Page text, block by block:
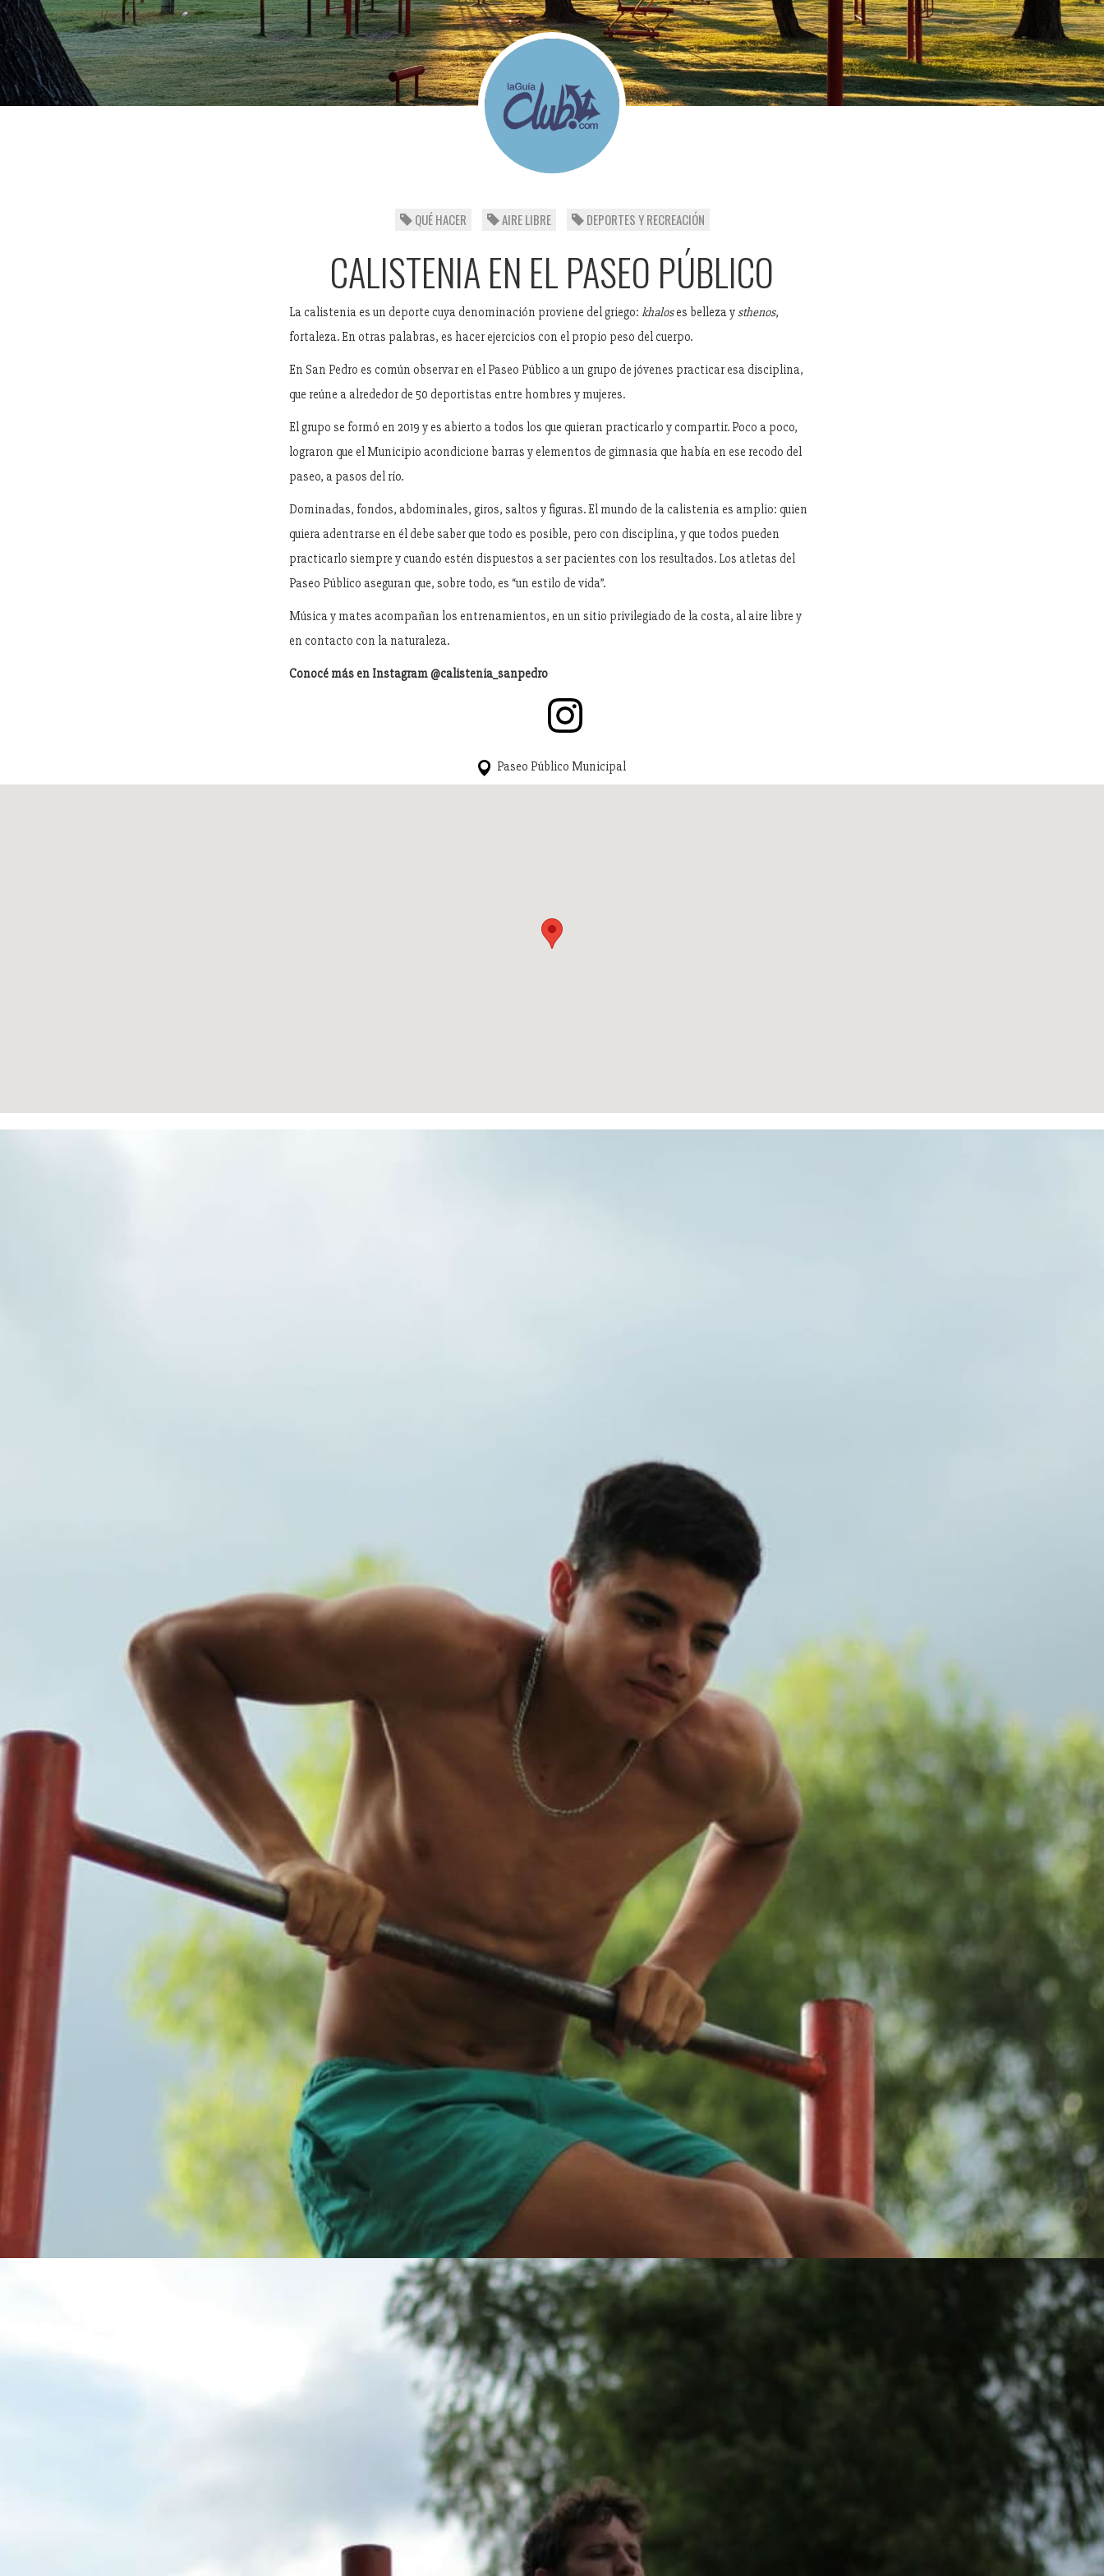
QUÉ HACER AIRE LIBRE DEPORTES Y RECREACIÓN
CALISTENIA EN EL PASEO PÚBLICO
La calistenia es un deporte cuya denominación proviene del griego: khaloses belleza y sthenos,
fortaleza. En otras palabras, es hacer ejercicios con el propio peso del cuerpo.
En San Pedro es común observar en el Paseo Público a un grupo de jóvenes practicar esa disciplina,
que reúne a alrededor de 50 deportistas entre hombres y mujeres.
El grupo se formó en 2019 y es abierto a todos los que quieran practicarlo y compartir. Poco a poco,
lograron que el Municipio acondicione barras y elementos de gimnasia que había en ese recodo del
paseo, a pasos del río.
Dominadas, fondos, abdominales, giros, saltos y figuras. El mundo de la calistenia es amplio: quien
quiera adentrarse en él debe saber que todo es posible, pero con disciplina, y que todos pueden
practicarlo siempre y cuando estén dispuestos a ser pacientes con los resultados. Los atletas del
Paseo Público aseguran que, sobre todo, es “un estilo de vida”.
Música y mates acompañan los entrenamientos, en un sitio privilegiado de la costa, al aire libre y
en contacto con la naturaleza.
Conocé más en Instagram @calistenia_sanpedro
Paseo Público Municipal